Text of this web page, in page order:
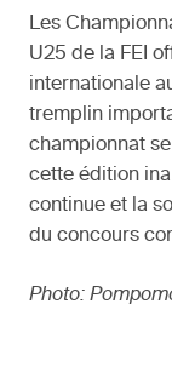
Les
U25 de la FEI
internationale
tremplin
championnat
cette édition
continue et la
du concours
Photo: